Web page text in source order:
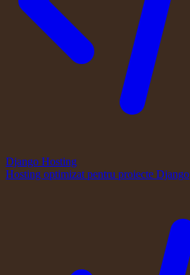
Django Hosting
Hosting optimizat pentru proiecte Django